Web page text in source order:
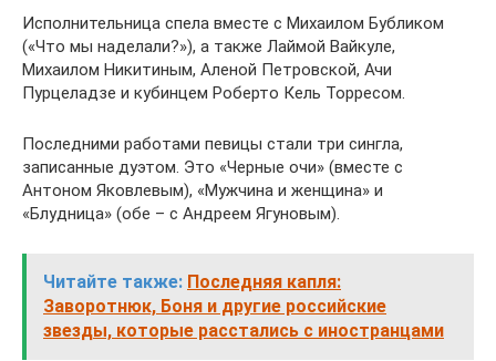
Исполнительница спела вместе с Михаилом Бубликом
(«Что мы наделали?»), а также Лаймой Вайкуле,
Михаилом Никитиным, Аленой Петровской, Ачи
Пурцеладзе и кубинцем Роберто Кель Торресом.
Последними работами певицы стали три сингла,
записанные дуэтом. Это «Черные очи» (вместе с
Антоном Яковлевым), «Мужчина и женщина» и
«Блудница» (обе – с Андреем Ягуновым).
Читайте также: Последняя капля:
Заворотнюк, Боня и другие российские
звезды, которые расстались с иностранцами